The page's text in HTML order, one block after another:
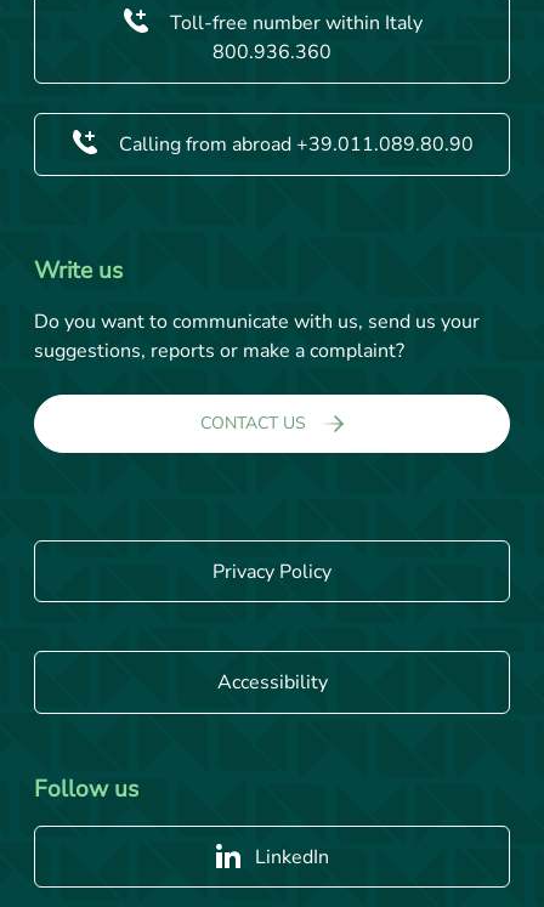
Toll-free number within Italy
800.936.360
Calling from abroad +39.011.089.80.90
Write us
Do you want to communicate with us, send us your
suggestions, reports or make a complaint?
CONTACT US
Privacy Policy
Accessibility
Follow us
LinkedIn